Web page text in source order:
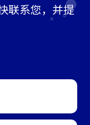
联系您，并提